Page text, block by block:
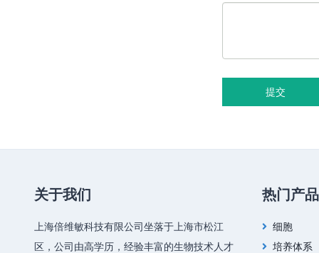
提交
关于我们
上海倍维敏科技有限公司坐落于上海市松江
区，公司由高学历，经验丰富的生物技术人才
热门产品
细胞
培养体系